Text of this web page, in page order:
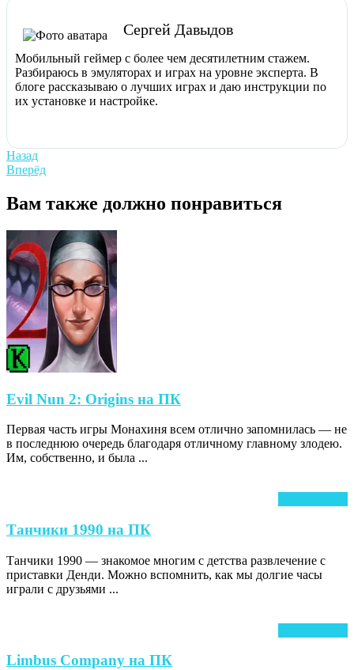
Сергей Давыдов
Мобильный геймер с более чем десятилетним стажем.
Разбираюсь в эмуляторах и играх на уровне эксперта. В
блоге рассказываю о лучших играх и даю инструкции по
их установке и настройке.
Навигация
по
записям
НазадPrevious
post:
ВперёдNext
Вам также должно понравиться
Evil Nun 2: Origins на ПКEvil
2:
Origins
Первая часть игры Монахиня всем отлично запомнилась — не
в последнюю очередь благодаря отличному главному злодею.
Им, собственно, и была ...
Танчики 1990 на ПКТанчики
на
ПК
Танчики 1990 — знакомое многим с детства развлечение с
приставки Денди. Можно вспомнить, как мы долгие часы
играли с друзьями ...
Limbus Company на ПКLimbus